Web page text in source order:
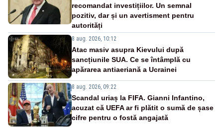
recomandat investițiilor. Un semnal
pozitiv, dar și un avertisment pentru
autorități
8 aug. 2026, 10:12
Atac masiv asupra Kievului după
sancțiunile SUA. Ce se întâmplă cu
apărarea antiaeriană a Ucrainei
8 aug. 2026, 09:22
Scandal uriaș la FIFA. Gianni Infantino,
acuzat că UEFA ar fi plătit o sumă de șase
cifre pentru o fostă angajată